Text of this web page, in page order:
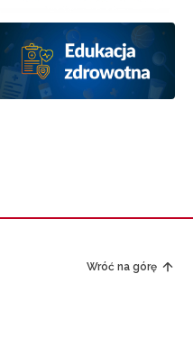
Wróć na górę